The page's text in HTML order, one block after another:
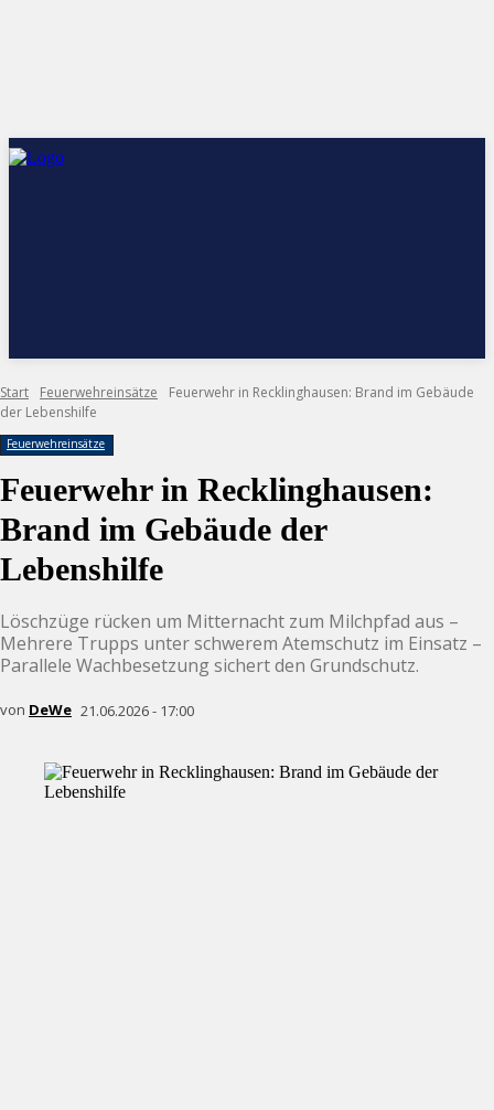
Start Feuerwehreinsätze
Feuerwehr in Recklinghausen: Brand im Gebäude
der Lebenshilfe
Feuerwehreinsätze
Feuerwehr in Recklinghausen:
Brand im Gebäude der
Lebenshilfe
Löschzüge rücken um Mitternacht zum Milchpfad aus –
Mehrere Trupps unter schwerem Atemschutz im Einsatz –
Parallele Wachbesetzung sichert den Grundschutz.
von DeWe 21.06.2026 - 17:00